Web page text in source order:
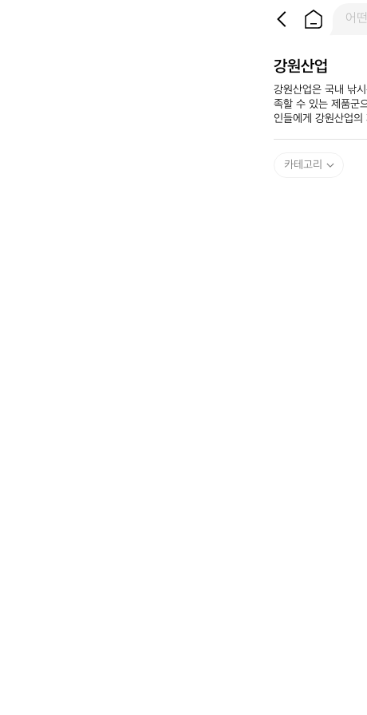
강원산업
강원산업은 국내 낚
족할 수 있는 제품군
인들에게 강원산업의
카테고리